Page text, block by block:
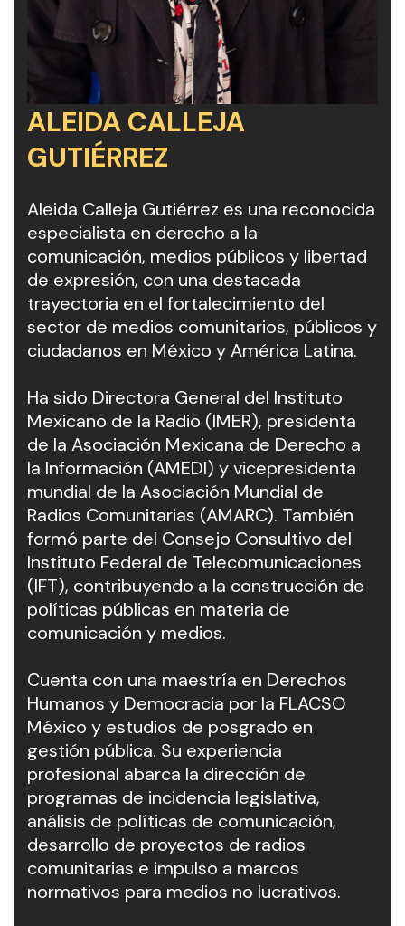
ALEIDA CALLEJA
GUTIÉRREZ
Aleida Calleja Gutiérrez es una reconocida
especialista en derecho a la
comunicación, medios públicos y libertad
de expresión, con una destacada
trayectoria en el fortalecimiento del
sector de medios comunitarios, públicos y
ciudadanos en México y América Latina.
Ha sido Directora General del Instituto
Mexicano de la Radio (IMER), presidenta
de la Asociación Mexicana de Derecho a
la Información (AMEDI) y vicepresidenta
mundial de la Asociación Mundial de
Radios Comunitarias (AMARC). También
formó parte del Consejo Consultivo del
Instituto Federal de Telecomunicaciones
(IFT), contribuyendo a la construcción de
políticas públicas en materia de
comunicación y medios.
Cuenta con una maestría en Derechos
Humanos y Democracia por la FLACSO
México y estudios de posgrado en
gestión pública. Su experiencia
profesional abarca la dirección de
programas de incidencia legislativa,
análisis de políticas de comunicación,
desarrollo de proyectos de radios
comunitarias e impulso a marcos
normativos para medios no lucrativos.